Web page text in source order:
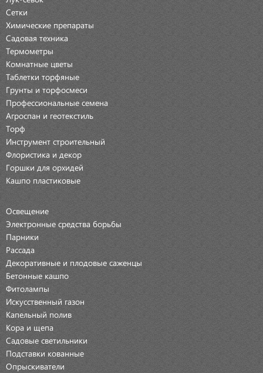
Сетки
Химические препараты
Садовая техника
Термометры
Комнатные цветы
Таблетки торфяные
Грунты и торфосмеси
Профессиональные семена
Агроспан и геотекстиль
Торф
Инструмент строительный
Флористика и декор
Горшки для орхидей
Кашпо пластиковые
Освещение
Электронные средства борьбы
Парники
Рассада
Декоративные и плодовые саженцы
Бетонные кашпо
Фитолампы
Искусственный газон
Капельный полив
Кора и щепа
Садовые светильники
Подставки кованные
Опрыскиватели